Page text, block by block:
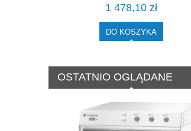
1 478,10 zł
DO KOSZYKA
OSTATNIO OGLĄDANE